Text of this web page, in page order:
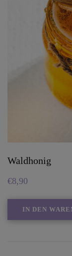
Waldhonig
€8,90
IN DEN